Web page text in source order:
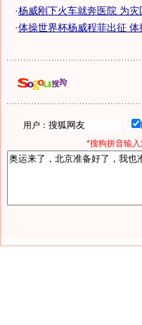
·杨威刚下火车就奔医院 为
·体操世界杯杨威程菲出征 体
用户：
*搜狗拼音输